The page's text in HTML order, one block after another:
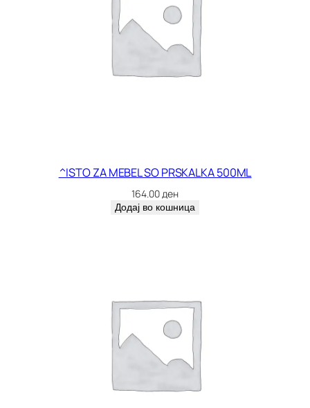
^ISTO ZA MEBEL SO PRSKALKA 500ML
164.00ден
Додај во кошница